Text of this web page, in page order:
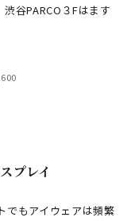
谷PARCO３Fはます
プレイ
でもアイウェアは頻繁